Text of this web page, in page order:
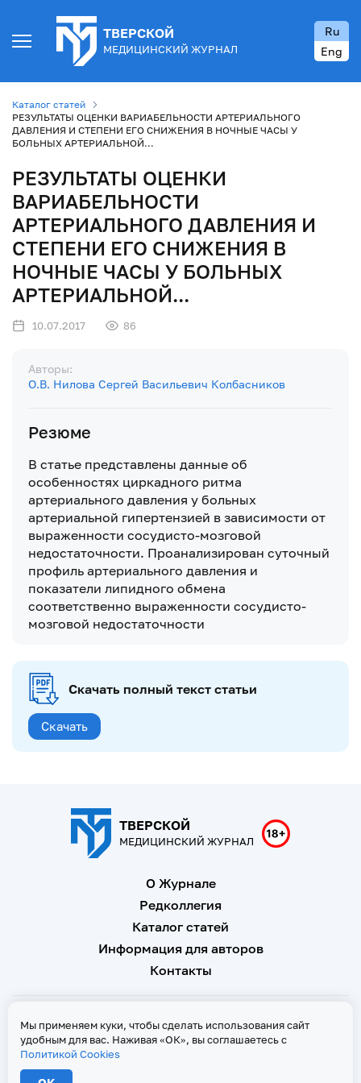
ТВЕРСКОЙ
МЕДИЦИНСКИЙ ЖУРНАЛ
Ru
Eng
Каталог статей
РЕЗУЛЬТАТЫ ОЦЕНКИ ВАРИАБЕЛЬНОСТИ АРТЕРИАЛЬНОГО
ДАВЛЕНИЯ И СТЕПЕНИ ЕГО СНИЖЕНИЯ В НОЧНЫЕ ЧАСЫ У
БОЛЬНЫХ АРТЕРИАЛЬНОЙ...
РЕЗУЛЬТАТЫ ОЦЕНКИ
ВАРИАБЕЛЬНОСТИ
АРТЕРИАЛЬНОГО ДАВЛЕНИЯ И
СТЕПЕНИ ЕГО СНИЖЕНИЯ В
НОЧНЫЕ ЧАСЫ У БОЛЬНЫХ
АРТЕРИАЛЬНОЙ...
10.07.2017 86
Авторы:
О.В. Нилова Сергей Васильевич Колбасников
Резюме
В статье представлены данные об
особенностях циркадного ритма
артериального давления у больных
артериальной гипертензией в зависимости от
выраженности сосудисто-мозговой
недостаточности. Проанализирован суточный
профиль артериального давления и
показатели липидного обмена
соответственно выраженности сосудисто-
мозговой недостаточности
Скачать полный текст статьи
Скачать
ТВЕРСКОЙ
МЕДИЦИНСКИЙ ЖУРНАЛ
О Журнале
Редколлегия
Каталог статей
Информация для авторов
Контакты
Свидетельство о регистрации Эл № ФС 77 - 67146 от 16
сентября 2016 г
Мы применяем куки, чтобы сделать использования сайт
удобным для вас. Наживая «ОК», вы соглашаетесь с
Политикой Cookies